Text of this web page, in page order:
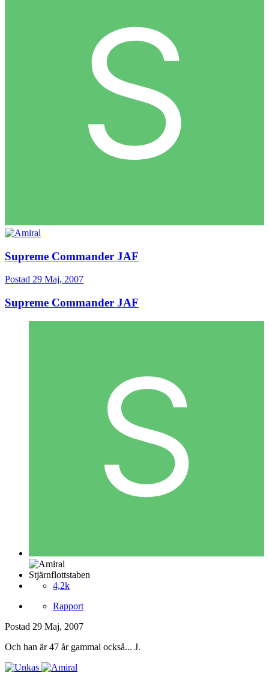
Supreme Commander JAF
Postad 29 Maj, 2007
Supreme Commander JAF
Stjärnflottstaben
4,2k
Rapport
Postad 29 Maj, 2007
Och han är 47 år gammal också... J.